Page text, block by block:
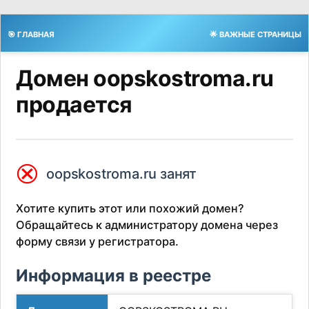
🎯 ГЛАВНАЯ 🌟 ВАЖНЫЕ СТРАНИЦЫ
Домен oopskostroma.ru
продается
⮿ oopskostroma.ru занят
Хотите купить этот или похожий домен?
Обращайтесь к администратору домена через
форму связи у регистратора.
Информация в реестре